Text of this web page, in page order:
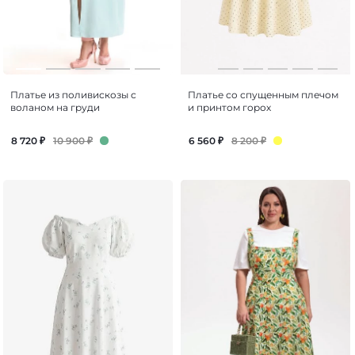
Платье из поливискозы с
воланом на груди
8 720 ₽ 10 900₽
Платье со спущенным плечом
и принтом горох
6 560 ₽ 8 200₽